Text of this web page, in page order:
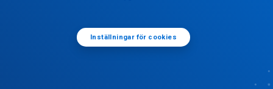
Inställningar för cookies